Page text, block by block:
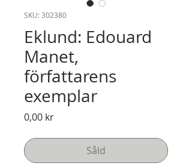
SKU: 302380
Eklund: Edouard
Manet,
författarens
exemplar
0,00 krPris
Såld